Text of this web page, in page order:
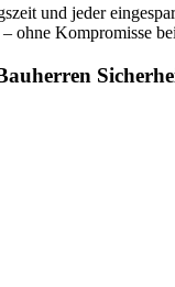
und jeder
ohne Kompromisse